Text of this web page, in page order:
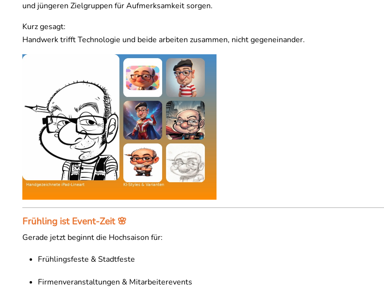
und jüngeren Zielgruppen für Aufmerksamkeit sorgen.
Kurz gesagt:
Handwerk trifft Technologie und beide arbeiten zusammen, nicht gegeneinander.
Frühling ist Event-Zeit 🌸
Gerade jetzt beginnt die Hochsaison für:
Frühlingsfeste & Stadtfeste
Firmenveranstaltungen & Mitarbeiterevents